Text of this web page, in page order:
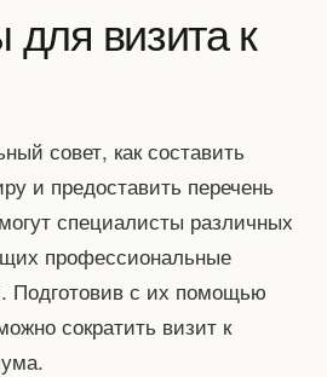
визита к
совет, как составить
и предоставить перечень
специалисты различных
профессиональные
Подготовив с их помощью
сократить визит к